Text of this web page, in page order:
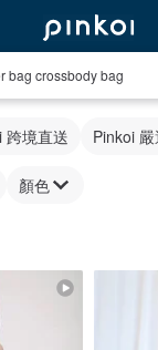
bag crossbody bag
跨境直送 Pinkoi 嚴
顏色